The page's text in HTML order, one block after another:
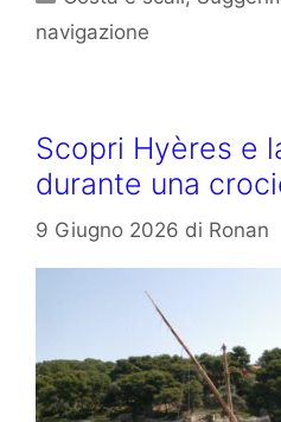
navigazione
Scopri Hyères e
durante una
9 Giugno 2026 di Ronan